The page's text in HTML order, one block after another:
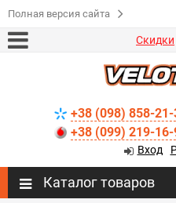
Полная версия сайта
Скидки
+38 (098) 858-21-
+38 (099) 219-16-
Вход
Каталог товаров